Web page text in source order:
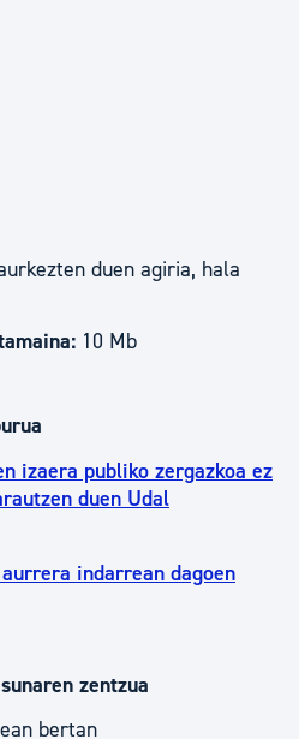
duen agiria, hala
10 Mb
izaera publiko zergazkoa ez
duen Udal
indarrean dagoen
zentzua
bertan